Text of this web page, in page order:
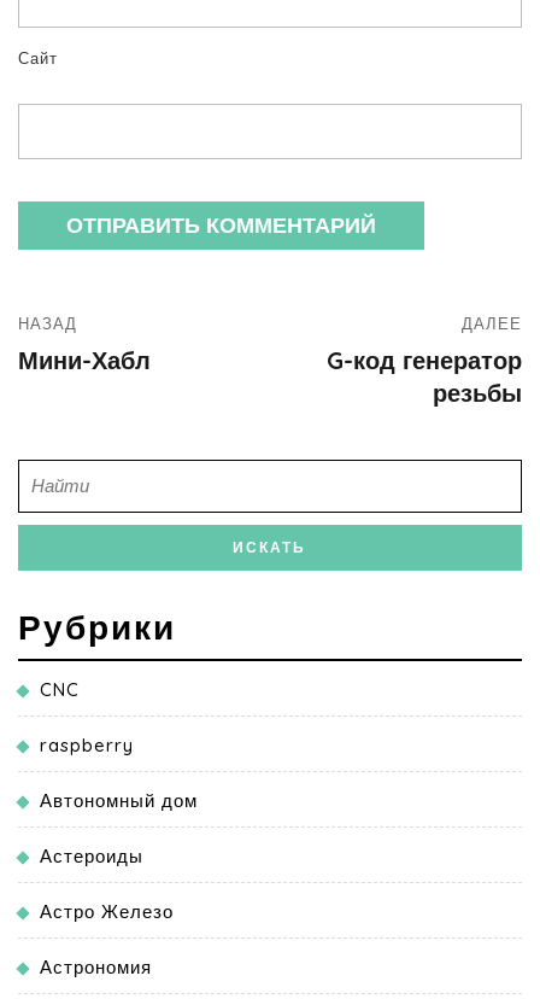
Сайт
НАЗАД
Мини-Хабл
ДАЛЕЕ
G-код генератор
резьбы
Рубрики
CNC
raspberry
Автономный дом
Астероиды
Астро Железо
Астрономия